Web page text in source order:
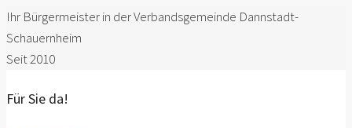
Ihr Bürgermeister in der Verbandsgemeinde Dannstadt-
Schauernheim
Seit 2010
Für Sie da!